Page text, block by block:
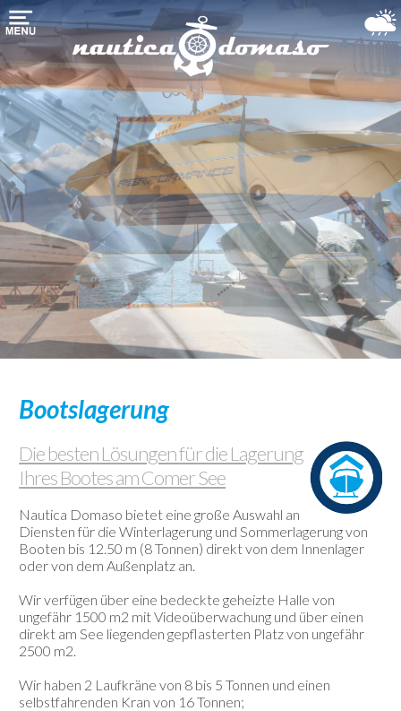
Startseite
Bootslagerung
Yachthafen-
Liegeplatz
Boote
dienste
Der
Comer
see
Gebrauchte
Webcam
Bootslagerung
Die besten Lösungen für die Lagerung
Ihres Bootes am Comer See
Nautica Domaso bietet eine große Auswahl an
Diensten für die Winterlagerung und Sommerlagerung von
Booten bis 12.50 m (8 Tonnen) direkt von dem Innenlager
oder von dem Außenplatz an.
Wir verfügen über eine bedeckte geheizte Halle von
ungefähr 1500 m2 mit Videoüberwachung und über einen
direkt am See liegenden gepflasterten Platz von ungefähr
2500 m2.
Wir haben 2 Laufkräne von 8 bis 5 Tonnen und einen
selbstfahrenden Kran von 16 Tonnen;